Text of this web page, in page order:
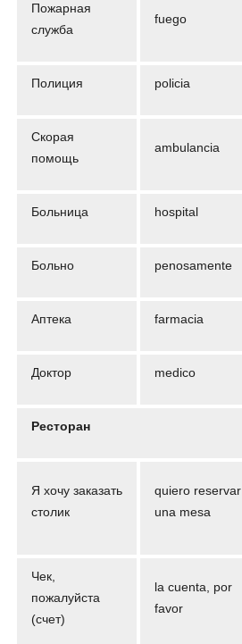
Пожарная
служба
fuego
Полиция policia
Скорая
помощь
ambulancia
Больница hospital
Больно penosamente
Аптека farmacia
Доктор medico
Ресторан
Я хочу заказать
столик
quiero reservar
una mesa
Чек,
пожалуйста
(счет)
la cuenta, por
favor